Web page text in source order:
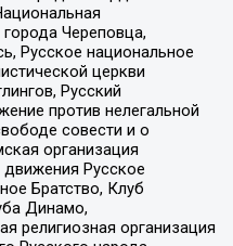
Череповца,
Русское национальное
церкви
Русский
против нелегальной
совести и о
организация
Русское
Братство, Клуб
Динамо,
религиозная организация